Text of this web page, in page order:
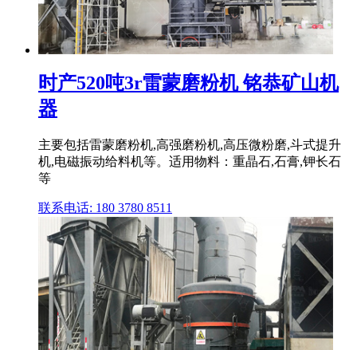
时产520吨3r雷蒙磨粉机 铭恭矿山机
器
主要包括雷蒙磨粉机,高强磨粉机,高压微粉磨,斗式提升
机,电磁振动给料机等。适用物料：重晶石,石膏,钾长石
等
联系电话: 180 3780 8511